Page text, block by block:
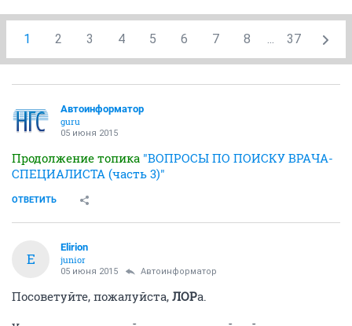
1 2 3 4 5 6 7 8 ... 37
Автоинформатор
guru
05 июня 2015
Продолжение топика "ВОПРОСЫ ПО ПОИСКУ ВРАЧА-
СПЕЦИАЛИСТА (часть 3)"
ОТВЕТИТЬ
E
Elirion
junior
05 июня 2015 Автоинформатор
Посоветуйте, пожалуйста, ЛОРа.